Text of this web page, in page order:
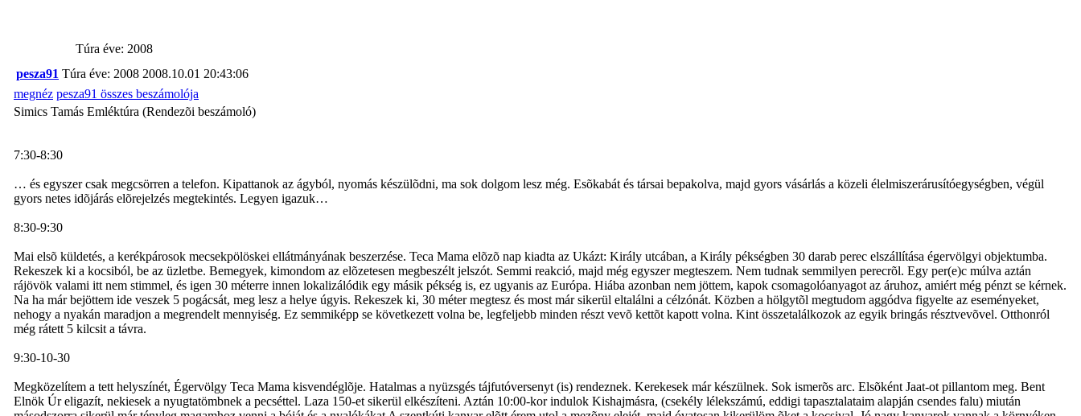
Túra éve: 2008
pesza91 Túra éve: 2008 2008.10.01 20:43:06
megnéz pesza91 összes beszámolója
Simics Tamás Emléktúra (Rendezõi beszámoló)
7:30-8:30
… és egyszer csak megcsörren a telefon. Kipattanok az ágyból, nyomás készülõdni, ma sok dolgom lesz még. Esõkabát és társai bepakolva, majd gyors vásárlás a közeli élelmiszerárusítóegységben, végül
gyors netes idõjárás elõrejelzés megtekintés. Legyen igazuk…
8:30-9:30
Mai elsõ küldetés, a kerékpárosok mecsekpölöskei ellátmányának beszerzése. Teca Mama elõzõ nap kiadta az Ukázt: Király utcában, a Király pékségben 30 darab perec elszállítása égervölgyi objektumba.
Rekeszek ki a kocsiból, be az üzletbe. Bemegyek, kimondom az elõzetesen megbeszélt jelszót. Semmi reakció, majd még egyszer megteszem. Nem tudnak semmilyen perecrõl. Egy per(e)c múlva aztán
rájövök valami itt nem stimmel, és igen 30 méterre innen lokalizálódik egy másik pékség is, ez ugyanis az Európa. Hiába azonban nem jöttem, kapok csomagolóanyagot az áruhoz, amiért még pénzt se kérnek.
Na ha már bejöttem ide veszek 5 pogácsát, meg lesz a helye úgyis. Rekeszek ki, 30 méter megtesz és most már sikerül eltalálni a célzónát. Közben a hölgytõl megtudom aggódva figyelte az eseményeket,
nehogy a nyakán maradjon a megrendelt mennyiség. Ez semmiképp se következett volna be, legfeljebb minden részt vevõ kettõt kapott volna. Kint összetalálkozok az egyik bringás résztvevõvel. Otthonról
még rátett 5 kilcsit a távra.
9:30-10-30
Megközelítem a tett helyszínét, Égervölgy Teca Mama kisvendéglõje. Hatalmas a nyüzsgés tájfutóversenyt (is) rendeznek. Kerekesek már készülnek. Sok ismerõs arc. Elsõként Jaat-ot pillantom meg. Bent
Elnök Úr eligazít, nekiesek a nyugtatömbnek a pecséttel. Laza 150-et sikerül elkészíteni. Aztán 10:00-kor indulok Kishajmásra, (csekély lélekszámú, eddigi tapasztalataim alapján csendes falu) miután